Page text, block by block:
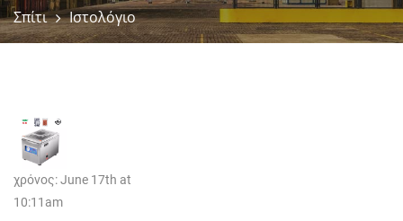
Σπίτι Ιστολόγιο
χρόνος: June 17th at
10:11am